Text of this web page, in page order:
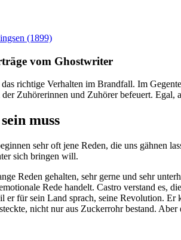
(1899)
vom Ghostwriter
richtige Verhalten im Brandfall. Im
Zuhörerinnen und Zuhörer befeuert.
muss
sehr oft jene Reden, die uns
sich bringen will.
Reden gehalten, sehr gerne und sehr
Rede handelt. Castro verstand
er für sein Land sprach, seine Revolution.
nicht nur aus Zuckerrohr bestand.